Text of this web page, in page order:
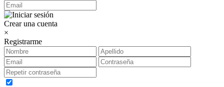
Crear una cuenta
×
Registrarme